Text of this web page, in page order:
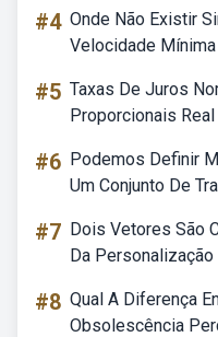
#4 Onde Não Existir
Velocidade
#5 Taxas De Juros
Proporcionais
#6 Podemos Definir
Um Conjunto De
#7 Dois Vetores São
Da Personalização
#8 Qual A Diferença
Obsolescência